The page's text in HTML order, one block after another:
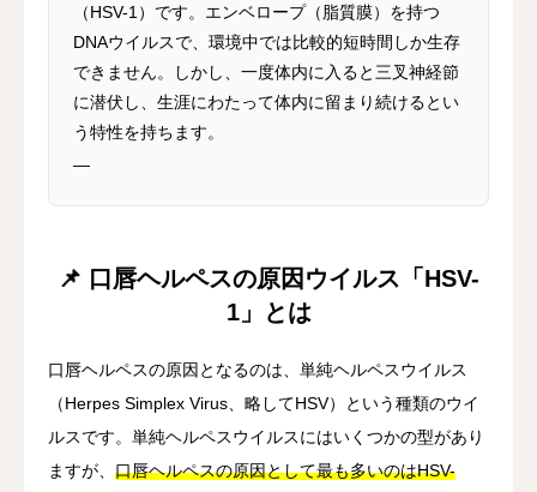
（HSV-1）です。エンベロープ（脂質膜）を持つ
DNAウイルスで、環境中では比較的短時間しか生存
できません。しかし、一度体内に入ると三叉神経節
に潜伏し、生涯にわたって体内に留まり続けるとい
う特性を持ちます。
—
📌 口唇ヘルペスの原因ウイルス「HSV-
1」とは
口唇ヘルペスの原因となるのは、単純ヘルペスウイルス
（Herpes Simplex Virus、略してHSV）という種類のウイ
ルスです。単純ヘルペスウイルスにはいくつかの型があり
ますが、 口唇ヘルペスの原因として最も多いのはHSV-